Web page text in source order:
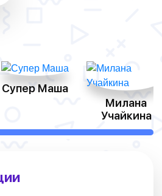
Супер Маша
Милана
Учайкина